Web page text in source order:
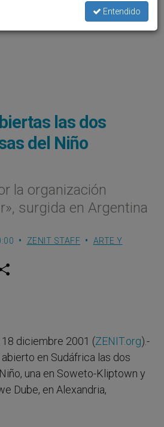
las dos
del Niño
la organización
surgida en Argentina
ZENIT STAFF
ARTE Y
18 diciembre 2001 (ZENIT.org).-
en Sudáfrica las dos
una en Soweto-Kliptown y
Dube, en Alexandria,
Entendido